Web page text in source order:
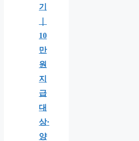
기
10
만
원
지
급
대
상·
양